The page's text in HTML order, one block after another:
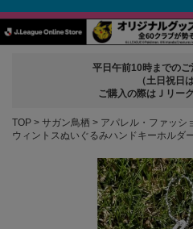
平日午前10時までのご
（土日祝日
ご購入の際はＪリー
TOP サガン鳥栖 アパレル・ファッシ
ウィントスぬいぐるみハンドキーホルダ